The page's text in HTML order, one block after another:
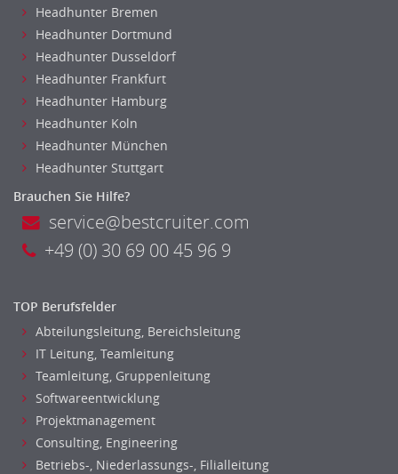
Bauwesen
Elektrotechnik, Elektronik
Energie und Umwelttechnik
Entwicklung
Fahrzeugtechnik
Fertigungstechnik
gebaeude-versorgungs-sicherheitstechnik
Kunststofftechnik
Leitung, Teamleitung
Luft- und Raumfahrttechnik
Mechatronik
Medizintechnik
Optiker, Akustiker
Brandschutz
Qualitätsmanagement
Technische Dokumentation
Headhunter Bremen
Headhunter Dortmund
Headhunter Dusseldorf
Headhunter Frankfurt
Headhunter Hamburg
Headhunter Koln
Headhunter München
Headhunter Stuttgart
Brauchen Sie Hilfe?
service@bestcruiter.com
+49 (0) 30 69 00 45 96 9
TOP Berufsfelder
Abteilungsleitung, Bereichsleitung
IT Leitung, Teamleitung
Teamleitung, Gruppenleitung
Softwareentwicklung
Projektmanagement
Consulting, Engineering
Betriebs-, Niederlassungs-, Filialleitung